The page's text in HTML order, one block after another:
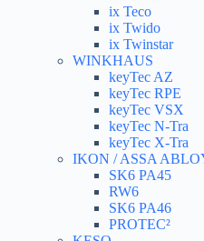
ix Teco
ix Twido
ix Twinstar
WINKHAUS
keyTec AZ
keyTec RPE
keyTec VSX
keyTec N-Tra
keyTec X-Tra
IKON / ASSA
SK6 PA45
RW6
SK6 PA46
PROTEC²